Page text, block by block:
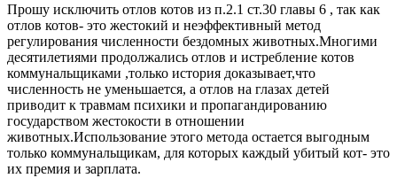
Прошу исключить отлов котов из п.2.1 ст.30 главы 6 , так как
отлов котов- это жестокий и неэффективный метод
регулирования численности бездомных животных.Многими
десятилетиями продолжались отлов и истребление котов
коммунальщиками ,только история доказывает,что
численность не уменьшается, а отлов на глазах детей
приводит к травмам психики и пропагандированию
государством жестокости в отношении
животных.Использование этого метода остается выгодным
только коммунальщикам, для которых каждый убитый кот- это
их премия и зарплата.